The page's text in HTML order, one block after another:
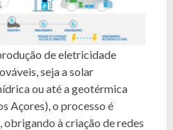
de eletricidade
seja a solar
ou até a geotérmica
Açores), o processo é
à criação de redes